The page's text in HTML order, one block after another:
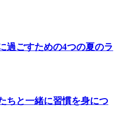
過ごすための4つの夏のラ
ちと一緒に習慣を身につ